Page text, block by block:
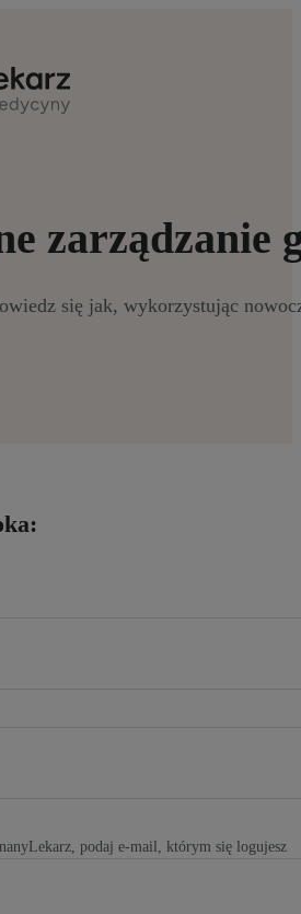
zarządzanie
się jak, wykorzystując
podaj e-mail, którym się logujesz